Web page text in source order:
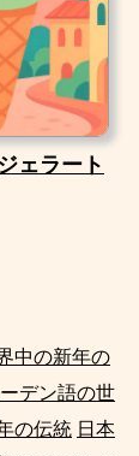
ェラート
中の新年の
デン語の世
の伝統 日本